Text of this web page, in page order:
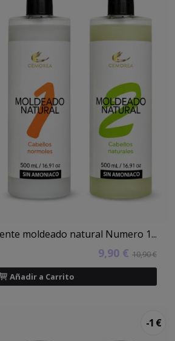
moldeado natural Numero 1...
9,90 € 10,90 €
Añadir a Carrito
-1 €